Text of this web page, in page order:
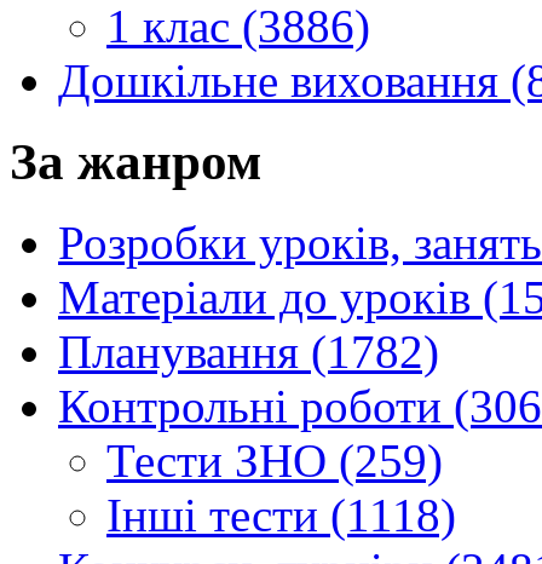
1 клас (3886)
Дошкільне виховання
За жанром
Розробки уроків,
Матеріали до уроків
Планування (1782)
Контрольні роботи
Тести ЗНО (259)
Інші тести (1118)